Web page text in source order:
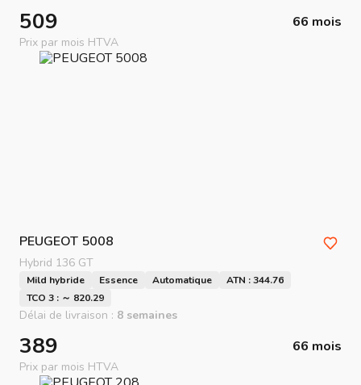
509 66 mois
Prix par mois HTVA
PEUGEOT 5008
Hybrid 136 GT
Mild hybride Essence Automatique
ATN : 344.76
TCO 3 : ～ 820.29
Délai de livraison : 8 semaines
389 66 mois
Prix par mois HTVA